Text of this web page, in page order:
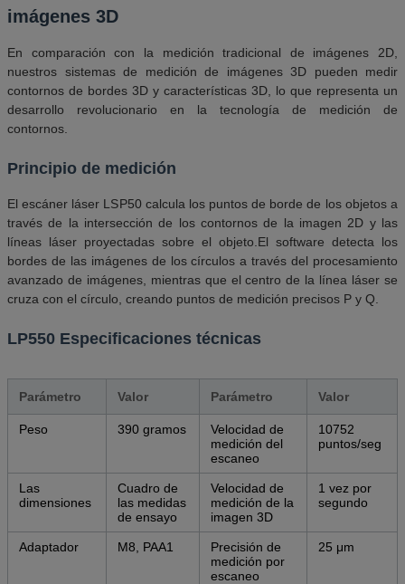
imágenes 3D
En comparación con la medición tradicional de imágenes 2D,
nuestros sistemas de medición de imágenes 3D pueden medir
contornos de bordes 3D y características 3D, lo que representa un
desarrollo revolucionario en la tecnología de medición de
contornos.
Principio de medición
El escáner láser LSP50 calcula los puntos de borde de los objetos a
través de la intersección de los contornos de la imagen 2D y las
líneas láser proyectadas sobre el objeto.El software detecta los
bordes de las imágenes de los círculos a través del procesamiento
avanzado de imágenes, mientras que el centro de la línea láser se
cruza con el círculo, creando puntos de medición precisos P y Q.
LP550 Especificaciones técnicas
Parámetro Valor Parámetro Valor
Peso 390 gramos
Velocidad de
medición del
escaneo
10752
puntos/seg
Las
dimensiones
Cuadro de
las medidas
de ensayo
Velocidad de
medición de la
imagen 3D
1 vez por
segundo
Adaptador M8, PAA1
Precisión de
medición por
escaneo
25 μm